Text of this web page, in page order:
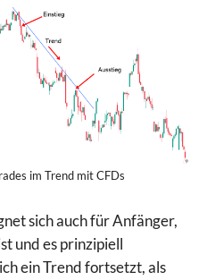
im Trend mit CFDs
sich auch für Anfänger,
und es prinzipiell
ein Trend fortsetzt, als